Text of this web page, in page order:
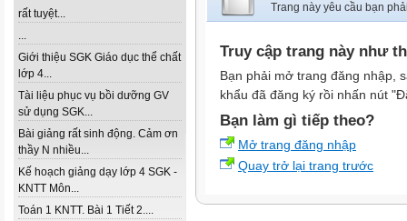
rất tuyệt...
...
Giới thiệu SGK Giáo dục thể chất
lớp 4...
Tài liệu phục vụ bồi dưỡng GV
sử dụng SGK...
Bài giảng rất sinh động. Cảm ơn
thầy N nhiều...
Kế hoạch giảng dạy lớp 4 SGK -
KNTT Môn...
Toán 1 KNTT. Bài 1 Tiết 2....
Trang này yêu cầu bạn
Truy cập trang này như
Bạn phải mở trang đăng nhập,
khẩu đã đăng ký rồi nhấn nút
Bạn làm gì tiếp theo?
Mở trang đăng nhập
Quay trở lại trang trước